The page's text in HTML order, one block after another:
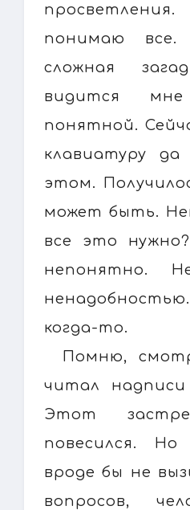
понимаю
сложная
видится
понятной.
клавиатуру
этом.
может быть.
все это
непонятно.
когда-то.
Помню,
читал
Этот
повесился.
вроде бы не
вопросов,